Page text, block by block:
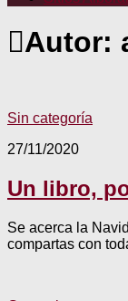
Autor:
Sin categoría
27/11/2020
Un libro,
Se acerca la
compartas con